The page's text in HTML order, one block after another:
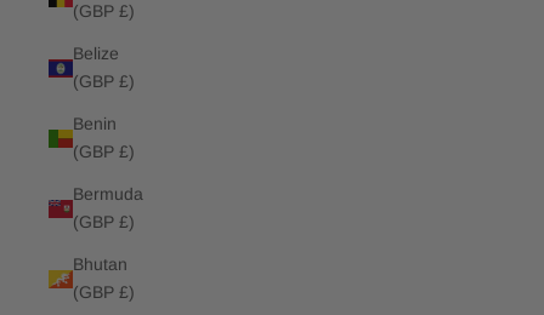
(GBP £)
Belize
(GBP £)
Benin
(GBP £)
Bermuda
(GBP £)
Bhutan
(GBP £)